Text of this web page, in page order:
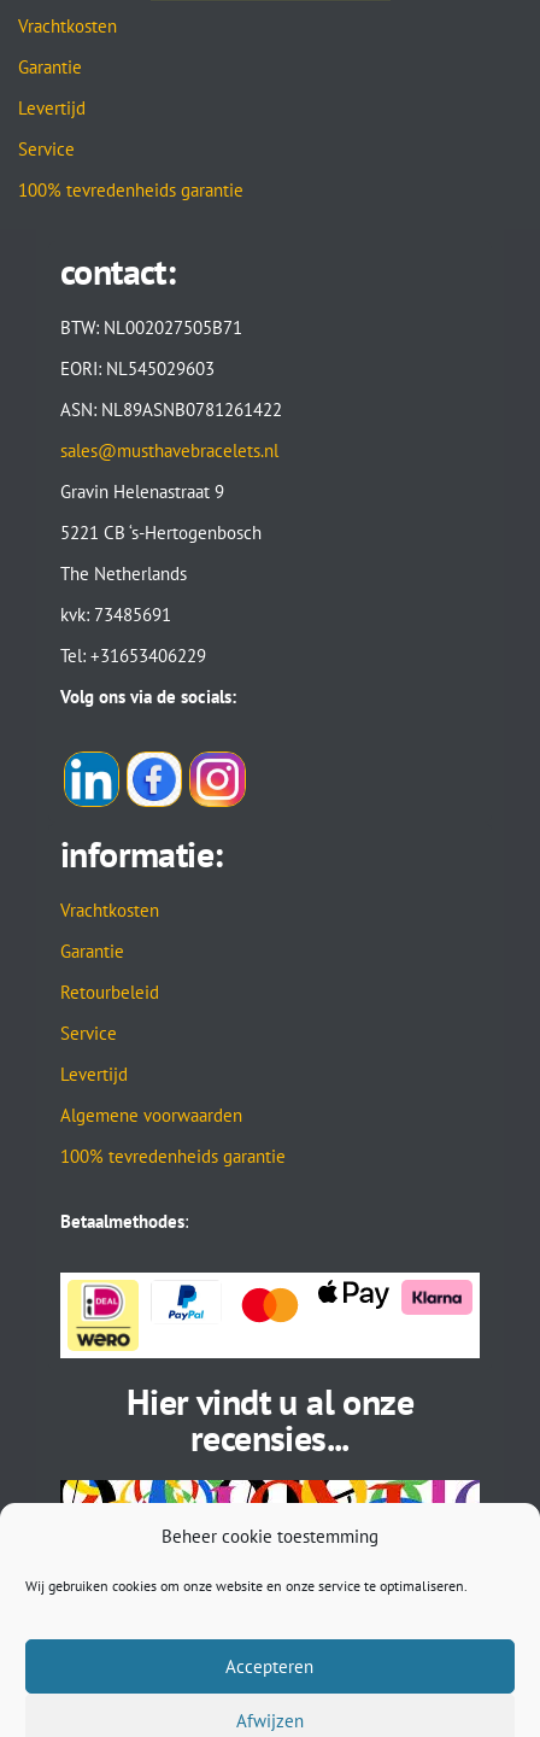
Beheer cookie toestemming
Wij gebruiken cookies om onze website en onze service te optimaliseren.
Accepteren
Afwijzen
Vrachtkosten
Garantie
Levertijd
Service
100% tevredenheids garantie
contact:
BTW: NL002027505B71
EORI: NL545029603
ASN: NL89ASNB0781261422
sales@musthavebracelets.nl
Gravin Helenastraat 9
5221 CB ‘s-Hertogenbosch
The Netherlands
kvk: 73485691
Tel: +31653406229
Volg ons via de socials:
informatie:
Vrachtkosten
Garantie
Retourbeleid
Service
Levertijd
Algemene voorwaarden
100% tevredenheids garantie
Betaalmethodes:
Hier vindt u al onze
recensies...